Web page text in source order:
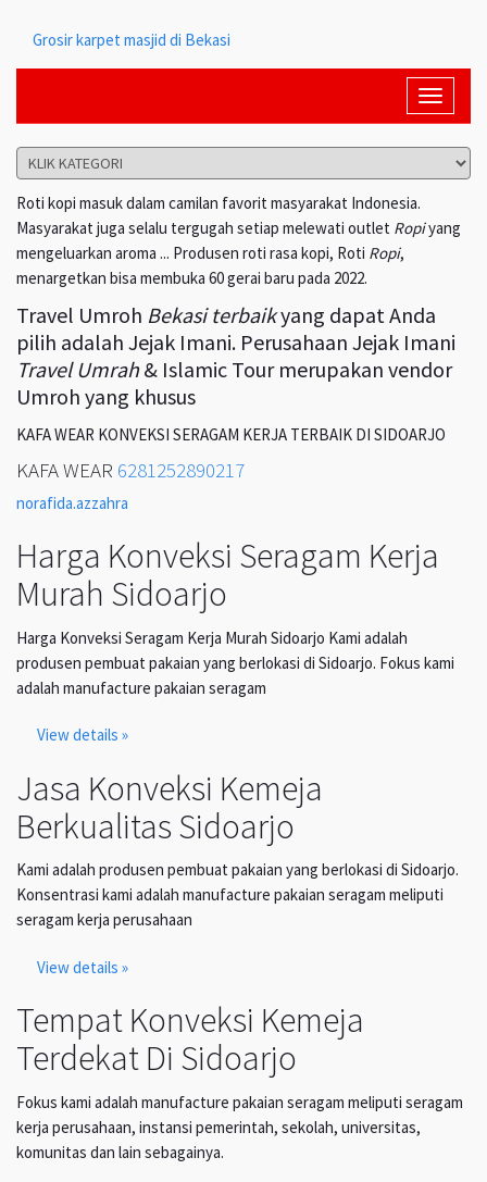
Grosir karpet masjid di Bekasi
Toggle
Roti kopi masuk dalam camilan favorit masyarakat Indonesia.
Masyarakat juga selalu tergugah setiap melewati outlet Ropiyang
mengeluarkan aroma ... Produsen roti rasa kopi, Roti Ropi,
menargetkan bisa membuka 60 gerai baru pada 2022.
Travel Umroh Bekasi terbaikyang dapat Anda
pilih adalah Jejak Imani. Perusahaan Jejak Imani
Travel Umrah& Islamic Tour merupakan vendor
Umroh yang khusus
KAFA WEAR KONVEKSI SERAGAM KERJA TERBAIK DI SIDOARJO
KAFA WEAR 6281252890217
norafida.azzahra
Harga Konveksi Seragam Kerja
Murah Sidoarjo
Harga Konveksi Seragam Kerja Murah Sidoarjo Kami adalah
produsen pembuat pakaian yang berlokasi di Sidoarjo. Fokus kami
adalah manufacture pakaian seragam
View details »
Jasa Konveksi Kemeja
Berkualitas Sidoarjo
Kami adalah produsen pembuat pakaian yang berlokasi di Sidoarjo.
Konsentrasi kami adalah manufacture pakaian seragam meliputi
seragam kerja perusahaan
View details »
Tempat Konveksi Kemeja
Terdekat Di Sidoarjo
Fokus kami adalah manufacture pakaian seragam meliputi seragam
kerja perusahaan, instansi pemerintah, sekolah, universitas,
komunitas dan lain sebagainya.